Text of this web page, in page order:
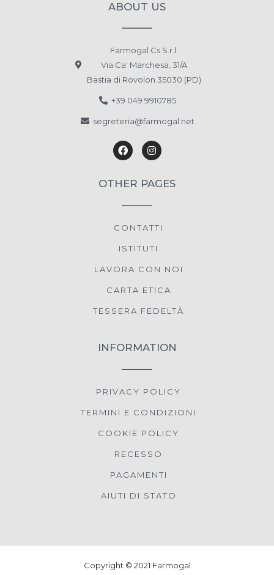
ABOUT US
Farmogal Cs S.r.l.
Via Ca' Marchesa, 31/A
Bastia di Rovolon 35030 (PD)
+39 049 9910785
segreteria@farmogal.net
OTHER PAGES
CONTATTI
ISTITUTI
LAVORA CON NOI
CARTA ETICA
TESSERA FEDELTÀ
INFORMATION
PRIVACY POLICY
TERMINI E CONDIZIONI
COOKIE POLICY
RECESSO
PAGAMENTI
AIUTI DI STATO
Copyright © 2021 Farmogal